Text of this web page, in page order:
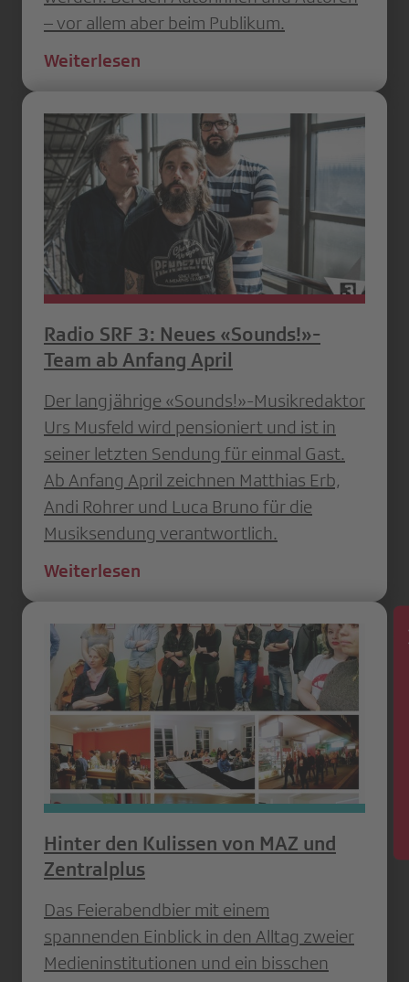
– vor allem aber beim Publikum.
Weiterlesen
Radio SRF 3: Neues «Sounds!»-
Team ab Anfang April
Der langjährige «Sounds!»-Musikredaktor
Urs Musfeld wird pensioniert und ist in
seiner letzten Sendung für einmal Gast.
Ab Anfang April zeichnen Matthias Erb,
Andi Rohrer und Luca Bruno für die
Musiksendung verantwortlich.
Weiterlesen
Hinter den Kulissen von MAZ und
Zentralplus
Das Feierabendbier mit einem
spannenden Einblick in den Alltag zweier
Medieninstitutionen und ein bisschen